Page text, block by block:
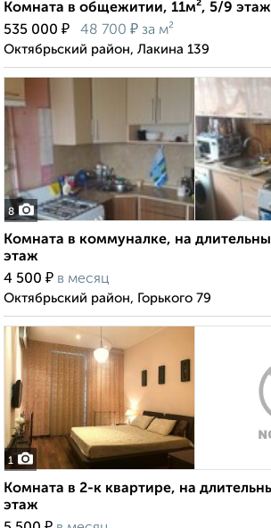
Комната в общежитии, 11м², 5/9 этаж
535 000 ₽ 48 700 ₽ за м²
Октябрьский район, Лакина 139
8
Комната в коммуналке, на
этаж
4 500 ₽ в месяц
Октябрьский район, Горького 79
1
Комната в 2-к квартире, на
этаж